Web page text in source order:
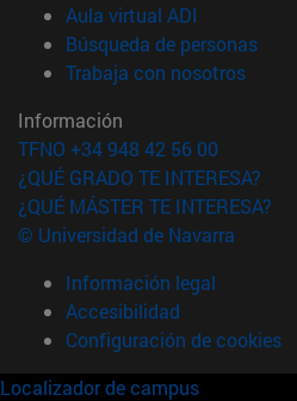
Aula virtual ADI
Búsqueda de personas
Trabaja con nosotros(abre
Información
TFNO +34 948 42 56 00
¿QUÉ GRADO TE INTERESA?
¿QUÉ MÁSTER TE INTERESA?
© Universidad de Navarra
Información legal
Accesibilidad
Configuración de cookies
Localizador de campus